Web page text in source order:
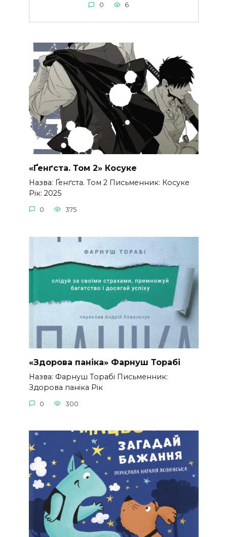
0 6
«Ґенґста. Том 2» Косуке
Назва: Ґенґста. Том 2 Письменник: Косуке
Рік: 2025
0 375
«Здорова паніка» Фарнуш Торабі
Назва: Фарнуш Торабі Письменник:
Здорова паніка Рік
0 300